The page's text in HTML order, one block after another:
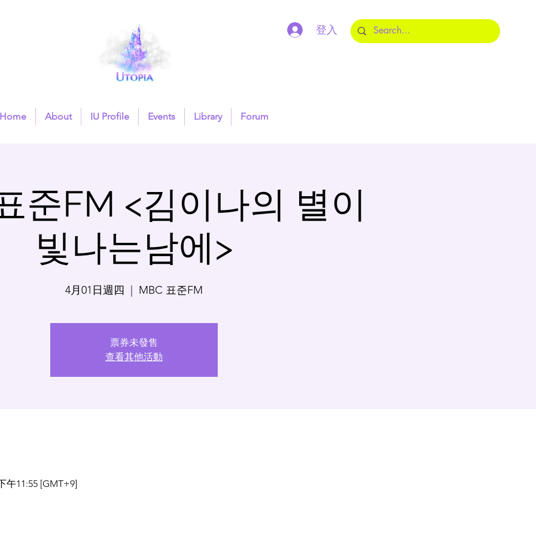
登入
Home About IU Profile Events Library Forum
준FM <김이나의 별이
빛나는남에>
4月01日週四 MBC 표준FM
票券未發售
查看其他活動
午11:55 [GMT+9]